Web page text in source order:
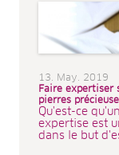
13. May. 2019
Faire expertiser
pierres
Qu'est-ce
expertise est
dans le but